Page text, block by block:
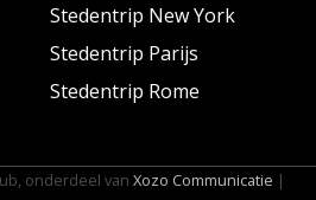
Stedentrip New York
Stedentrip Parijs
Stedentrip Rome
onderdeel vanXozo Communicatie |